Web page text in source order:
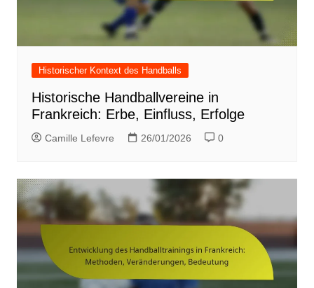
Historischer Kontext des Handballs
Historische Handballvereine in
Frankreich: Erbe, Einfluss, Erfolge
Camille Lefevre 26/01/2026 0